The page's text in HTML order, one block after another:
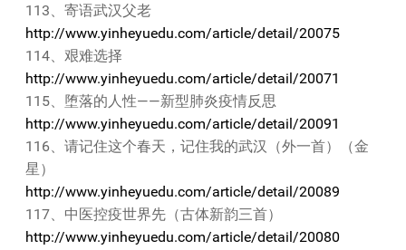
113、寄语武汉父老
http://www.yinheyuedu.com/article/detail/20075
114、艰难选择
http://www.yinheyuedu.com/article/detail/20071
115、堕落的人性——新型肺炎疫情反思
http://www.yinheyuedu.com/article/detail/20091
116、请记住这个春天，记住我的武汉（外一首）（金
星）
http://www.yinheyuedu.com/article/detail/20089
117、中医控疫世界先（古体新韵三首）
http://www.yinheyuedu.com/article/detail/20080